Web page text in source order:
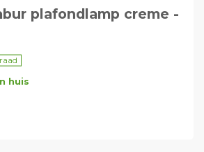
plafondlamp creme -
huis